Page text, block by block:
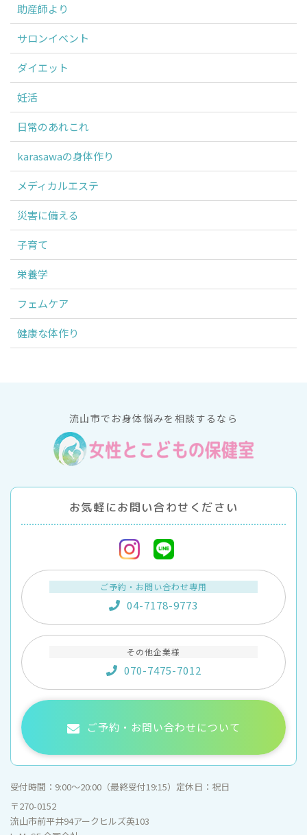
助産師より
サロンイベント
ダイエット
妊活
日常のあれこれ
karasawaの身体作り
メディカルエステ
災害に備える
子育て
栄養学
フェムケア
健康な体作り
流山市でお身体悩みを相談するなら
お気軽にお問い合わせください
ご予約・お問い合わせ専用
04-7178-9773
その他企業様
070-7475-7012
ご予約・お問い合わせについて
受付時間： 9:00〜20:00（最終受付19:15） 定休日： 祝日
〒270-0152
流山市前平井94アークヒルズ英103